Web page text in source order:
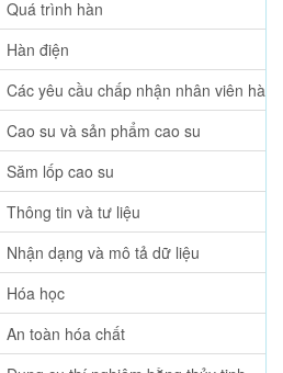
Quá trình hàn
Hàn điện
Các yêu cầu chấp nhận nhân viên hàn
Cao su và sản phẩm cao su
Săm lốp cao su
Thông tin và tư liệu
Nhận dạng và mô tả dữ liệu
Hóa học
An toàn hóa chất